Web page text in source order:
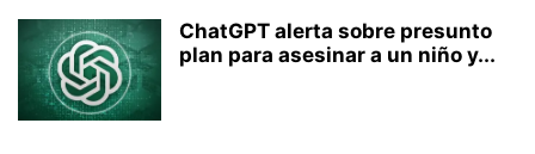
ChatGPT alerta sobre presunto
plan para asesinar a un niño y...